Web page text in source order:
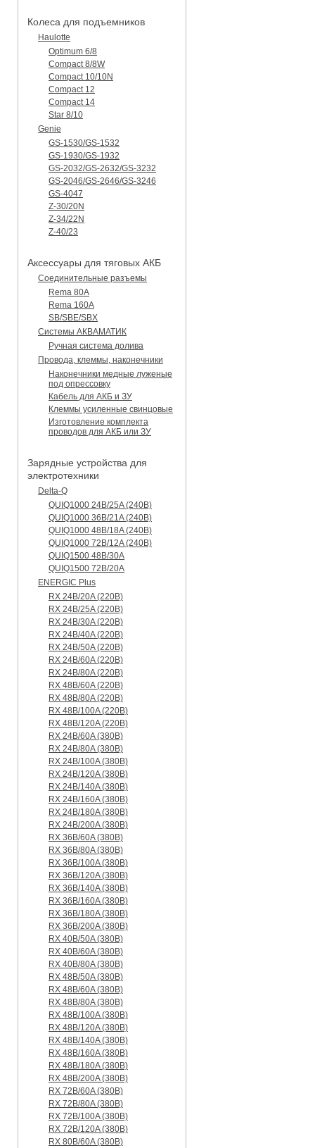
Колеса для подъемников
Haulotte
Optimum 6/8
Compact 8/8W
Compact 10/10N
Compact 12
Compact 14
Star 8/10
Genie
GS-1530/GS-1532
GS-1930/GS-1932
GS-2032/GS-2632/GS-3232
GS-2046/GS-2646/GS-3246
GS-4047
Z-30/20N
Z-34/22N
Z-40/23
Аксессуары для тяговых АКБ
Соединительные разъемы
Rema 80A
Rema 160A
SB/SBE/SBX
Системы АКВАМАТИК
Ручная система долива
Провода, клеммы, наконечники
Наконечники медные луженые
под опрессовку
Кабель для АКБ и ЗУ
Клеммы усиленные свинцовые
Изготовление комплекта
проводов для АКБ или ЗУ
Зарядные устройства для
электротехники
Delta-Q
QUIQ1000 24B/25A (240B)
QUIQ1000 36B/21A (240B)
QUIQ1000 48B/18A (240B)
QUIQ1000 72B/12A (240B)
QUIQ1500 48B/30A
QUIQ1500 72B/20A
ENERGIC Plus
RX 24B/20A (220B)
RX 24B/25A (220B)
RX 24B/30A (220B)
RX 24B/40A (220B)
RX 24B/50A (220B)
RX 24B/60A (220B)
RX 24B/80A (220B)
RX 48B/60A (220B)
RX 48B/80A (220B)
RX 48B/100A (220B)
RX 48B/120A (220B)
RX 24B/60A (380B)
RX 24B/80A (380B)
RX 24B/100A (380B)
RX 24B/120A (380B)
RX 24B/140A (380B)
RX 24B/160A (380B)
RX 24B/180A (380B)
RX 24B/200A (380B)
RX 36B/60A (380B)
RX 36B/80A (380B)
RX 36B/100A (380B)
RX 36B/120A (380B)
RX 36B/140A (380B)
RX 36B/160A (380B)
RX 36B/180A (380B)
RX 36B/200A (380B)
RX 40B/50A (380B)
RX 40B/60A (380B)
RX 40B/80A (380B)
RX 48B/50A (380B)
RX 48B/60A (380B)
RX 48B/80A (380B)
RX 48B/100A (380B)
RX 48B/120A (380B)
RX 48B/140A (380B)
RX 48B/160A (380B)
RX 48B/180A (380B)
RX 48B/200A (380B)
RX 72B/60A (380B)
RX 72B/80A (380B)
RX 72B/100A (380B)
RX 72B/120A (380B)
RX 80B/60A (380B)